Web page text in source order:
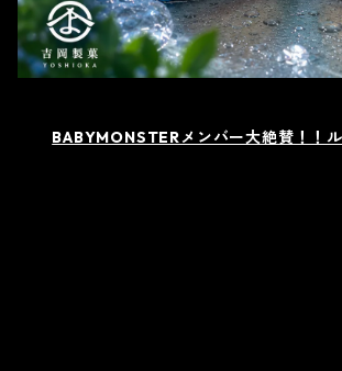
BABYMONSTERメンバー大絶賛！！